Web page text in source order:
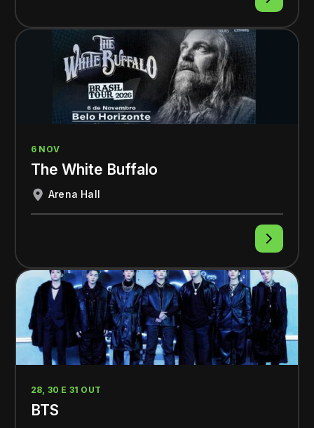
6 NOV
The White Buffalo
Arena Hall
28, 30 E 31 OUT
BTS